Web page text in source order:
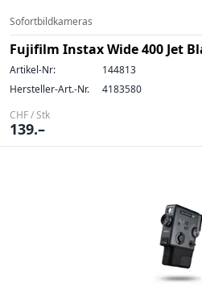
Sofortbildkameras
Fujifilm Instax Wide 400 Jet
Artikel-Nr:
144813
Hersteller-Art.-Nr.
4183580
CHF / Stk
139.–